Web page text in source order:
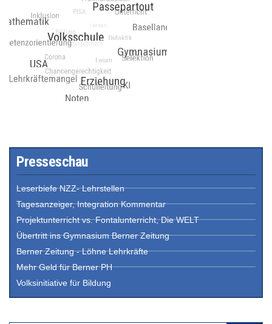
Presseschau
Leserbiefe NZZ- Lehrstellen
Tagesanzeiger, Integration Kommentar
Projektunterricht vs. Fontalunterricht, Die WELT
Übertritt ins Gymnasium Berner Zeitung
Berner Zeitung - Löhne Lehrkräfte
Mehr Geld für Berner PH
Volksinitiative für Bildung